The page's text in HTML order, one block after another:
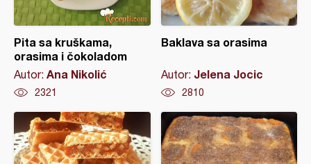
Pita sa kruškama,
orasima i čokoladom
Autor: Ana Nikolić
2321
Baklava sa orasima
Autor: Jelena Jocic
2810